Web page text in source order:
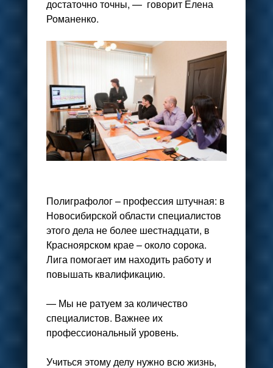
достаточно точны, — говорит Елена
Романенко.
Полиграфолог – профессия штучная: в
Новосибирской области специалистов
этого дела не более шестнадцати, в
Красноярском крае – около сорока.
Лига помогает им находить работу и
повышать квалификацию.
— Мы не ратуем за количество
специалистов. Важнее их
профессиональный уровень.
Учиться этому делу нужно всю жизнь,